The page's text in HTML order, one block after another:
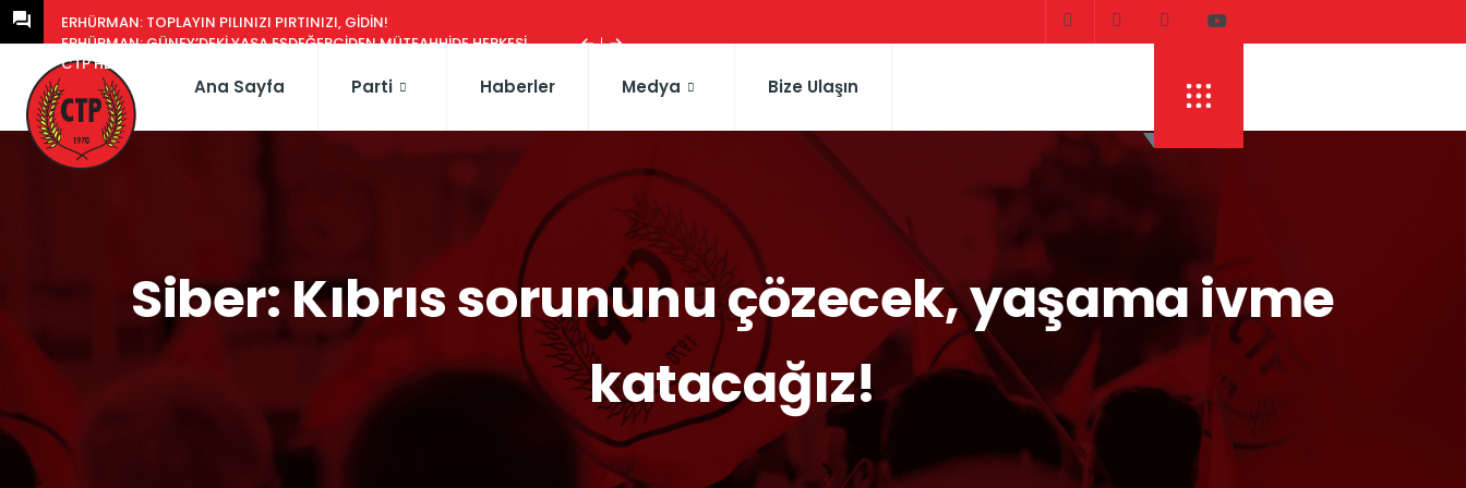
ERHÜRMAN: TOPLAYIN PILINIZI PIRTINIZI, GIDIN!
ERHÜRMAN: GÜNEY’DEKI YASA EŞDEĞERCIDEN MÜTEAHHIDE HERKESI ...
CTP HEYETI, TRAFIK EĞITIM PARKI’NI YERINDE INCELEDI
Ana Sayfa Parti Haberler Medya Bize Ulaşın
Siber: Kıbrıs sorununu çözecek, yaşama ivme
katacağız!